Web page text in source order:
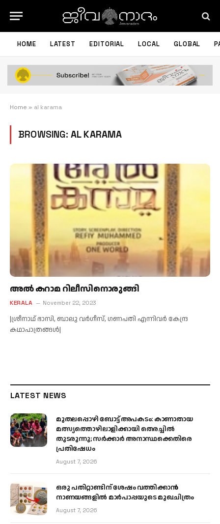
HOME LATEST EDITORIAL LOCAL GLOBAL
Home » al karama
BROWSING: AL KARAMA
അല്‍ കറാമ റിലീസിനൊരുങ്ങി
KERALA November 22, 2023
|ശ്രീനാഥ് ഭാസി, ബാലു വർഗീസ്, ഗണപതി എന്നിവർ കേന്ദ്ര
കഥാപാത്രങ്ങൾ|
LATEST NEWS
മുതലപ്പൊഴി ബോട്ട് അപകടം: കാണാതായ
മത്സ്യത്തൊഴിലാളിക്കായി തെരച്ചിൽ
തുടരുന്നു; സർക്കാർ അനാസ്ഥക്കെതിരെ
പ്രതിഷേധം
August 7, 2026
ഒരു പതിറ്റാണ്ടിന് ശേഷം വത്തിക്കാൻ
നാണയങ്ങളിൽ മാർപാപ്പയുടെ മുഖചിത്രം
August 7, 2026